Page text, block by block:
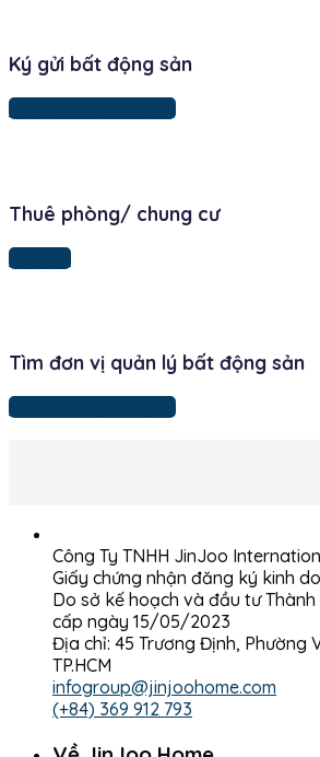
Ký gửi bất động sản
Để lại thông tin ngay
Thuê phòng/ chung cư
Dài hạn
Tìm đơn vị quản lý bất động sản
Để lại thông tin ngay
Công Ty TNHH JinJoo
Giấy chứng nhận đăng ký kinh
Do sở kế hoạch và đầu tư Thành
cấp ngày 15/05/2023
Địa chỉ: 45 Trương Định, Phường
TP.HCM
infogroup@jinjoohome.com
(+84) 369 912 793